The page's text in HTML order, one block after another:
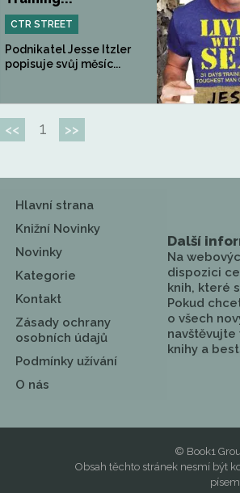
CTR STREET
Podnikatel Jesse Itzler
popisuje svůj měsíc...
<< 1 >>
Hlavní strana
Knižní Novinky
Novinky
Kategorie
Kontakt
Zásady ochrany
osobních údajů
Podmínky užívání
O nás
Další
Na
dispozici
knih, které
Pokud
o všech
knihy a
© Book1
Obsah těchto stránek nesmí být